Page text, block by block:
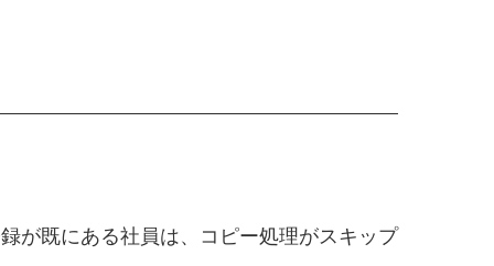
が既にある社員は、コピー処理がスキップ